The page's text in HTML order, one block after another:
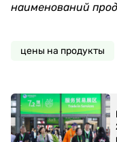
наименований
цены на продукты